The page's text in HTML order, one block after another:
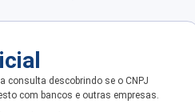
consulta descobrindo se o CNPJ
com bancos e outras empresas.